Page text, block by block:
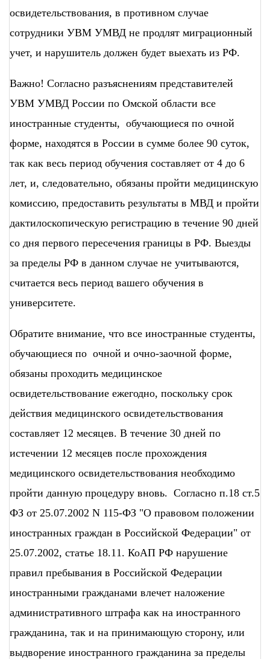
освидетельствования, в противном случае
сотрудники УВМ УМВД не продлят миграционный
учет, и нарушитель должен будет выехать из РФ.
Важно! Согласно разъяснениям представителей
УВМ УМВД России по Омской области все
иностранные студенты, обучающиеся по очной
форме, находятся в России в сумме более 90 суток,
так как весь период обучения составляет от 4 до 6
лет, и, следовательно, обязаны пройти медицинскую
комиссию, предоставить результаты в МВД и пройти
дактилоскопическую регистрацию в течение 90 дней
со дня первого пересечения границы в РФ. Выезды
за пределы РФ в данном случае не учитываются,
считается весь период вашего обучения в
университете.
Обратите внимание, что все иностранные студенты,
обучающиеся по очной и очно-заочной форме,
обязаны проходить медицинское
освидетельствование ежегодно, поскольку срок
действия медицинского освидетельствования
составляет 12 месяцев. В течение 30 дней по
истечении 12 месяцев после прохождения
медицинского освидетельствования необходимо
пройти данную процедуру вновь. Согласно п.18 ст.5
ФЗ от 25.07.2002 N 115-ФЗ "О правовом положении
иностранных граждан в Российской Федерации" от
25.07.2002, статье 18.11. КоАП РФ нарушение
правил пребывания в Российской Федерации
иностранными гражданами влечет наложение
административного штрафа как на иностранного
гражданина, так и на принимающую сторону, или
выдворение иностранного гражданина за пределы